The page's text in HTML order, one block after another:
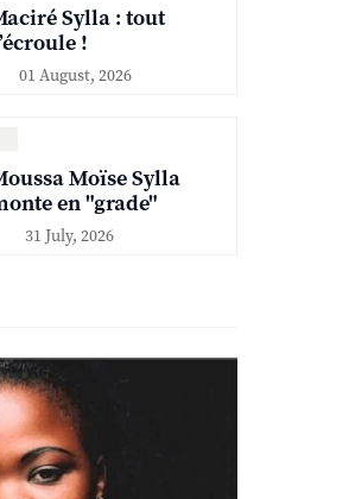
Sylla : tout
!
01 August, 2026
Moïse Sylla
en "grade"
31 July, 2026